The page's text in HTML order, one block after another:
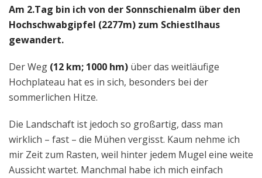
Am 2.Tag bin ich von der Sonnschienalm über den
Hochschwabgipfel (2277m) zum Schiestlhaus
gewandert.
Der Weg (12 km; 1000 hm) über das weitläufige
Hochplateau hat es in sich, besonders bei der
sommerlichen Hitze.
Die Landschaft ist jedoch so großartig, dass man
wirklich – fast – die Mühen vergisst. Kaum nehme ich
mir Zeit zum Rasten, weil hinter jedem Mugel eine weite
Aussicht wartet. Manchmal habe ich mich einfach